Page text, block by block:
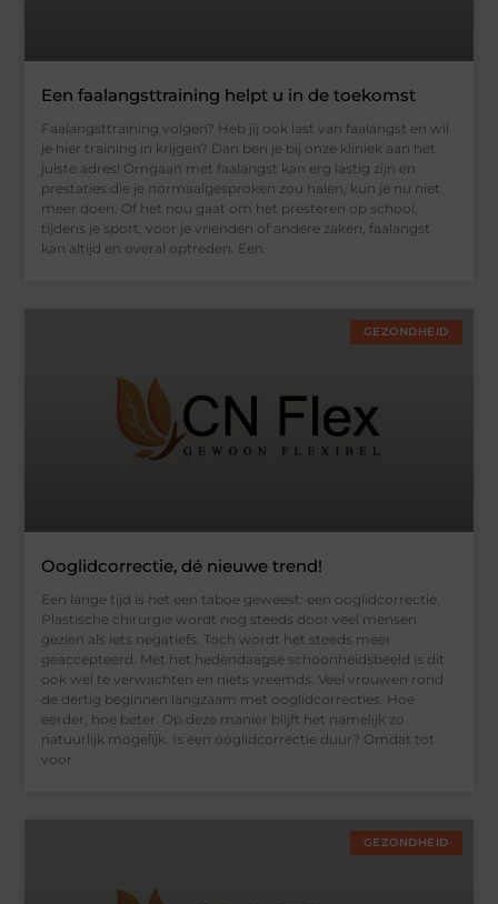
Een faalangsttraining helpt u in de toekomst
Faalangsttraining volgen? Heb jij ook last van faalangst en wil
je hier training in krijgen? Dan ben je bij onze kliniek aan het
juiste adres! Omgaan met faalangst kan erg lastig zijn en
prestaties die je normaalgesproken zou halen, kun je nu niet
meer doen. Of het nou gaat om het presteren op school,
tijdens je sport, voor je vrienden of andere zaken, faalangst
kan altijd en overal optreden. Een
GEZONDHEID
Ooglidcorrectie, dé nieuwe trend!
Een lange tijd is het een taboe geweest: een ooglidcorrectie.
Plastische chirurgie wordt nog steeds door veel mensen
gezien als iets negatiefs. Toch wordt het steeds meer
geaccepteerd. Met het hedendaagse schoonheidsbeeld is dit
ook wel te verwachten en niets vreemds. Veel vrouwen rond
de dertig beginnen langzaam met ooglidcorrecties. Hoe
eerder, hoe beter. Op deze manier blijft het namelijk zo
natuurlijk mogelijk. Is een ooglidcorrectie duur? Omdat tot
voor
GEZONDHEID